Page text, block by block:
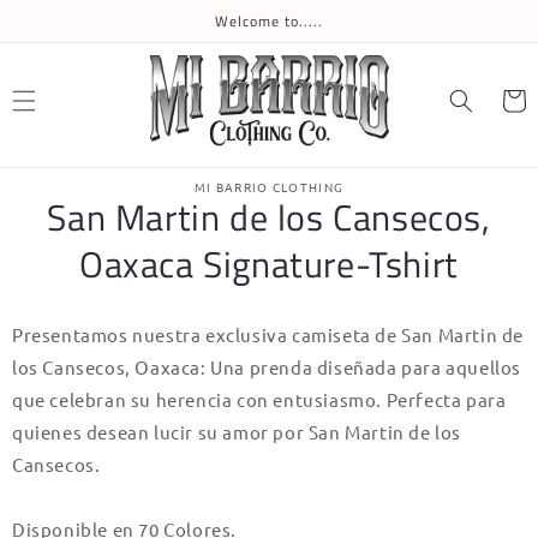
Welcome to.....
Cart
information
MI BARRIO CLOTHING
San Martin de los Cansecos,
Oaxaca Signature-Tshirt
Presentamos nuestra exclusiva camiseta de San Martin de
los Cansecos, Oaxaca: Una prenda diseñada para aquellos
que celebran su herencia con entusiasmo. Perfecta para
quienes desean lucir su amor por San Martin de los
Cansecos.
Disponible en 70 Colores.